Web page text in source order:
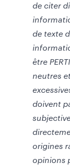
de citer
de texte
être
neutres
doivent
origines
opinions